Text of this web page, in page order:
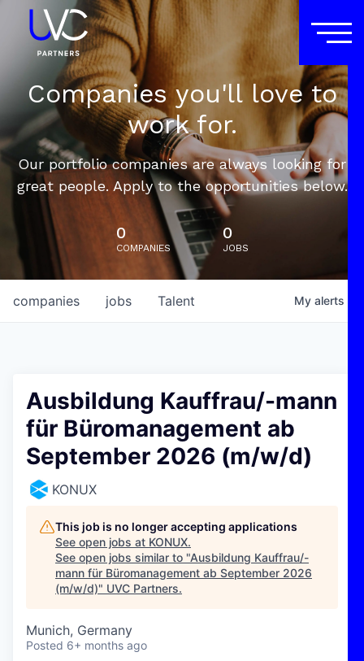
Companies you'll love to
work for.
Our portfolio companies are always looking for
great people. Apply to the opportunities below.
0
COMPANIES
0
JOBS
jobs
companies Talent My alerts
Ausbildung Kauffrau/-mann
für Büromanagement ab
September 2026 (m/w/d)
KONUX
This job is no longer accepting applications
See open jobs at KONUX.
See open jobs similar to "Ausbildung Kauffrau/-
mann für Büromanagement ab September 2026
(m/w/d)" UVC Partners.
Munich, Germany
Posted 6+ months ago